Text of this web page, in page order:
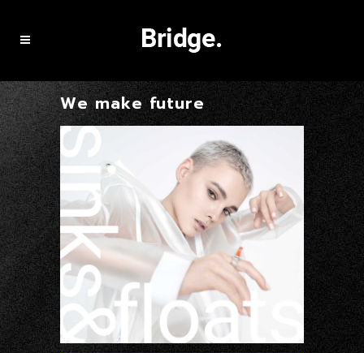
We make future